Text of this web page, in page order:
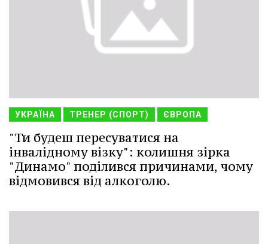
УКРАЇНА ТРЕНЕР (СПОРТ) ЄВРОПА
"Ти будеш пересуватися на
інвалідному візку": колишня зірка
"Динамо" поділився причинами, чому
відмовився від алкоголю.